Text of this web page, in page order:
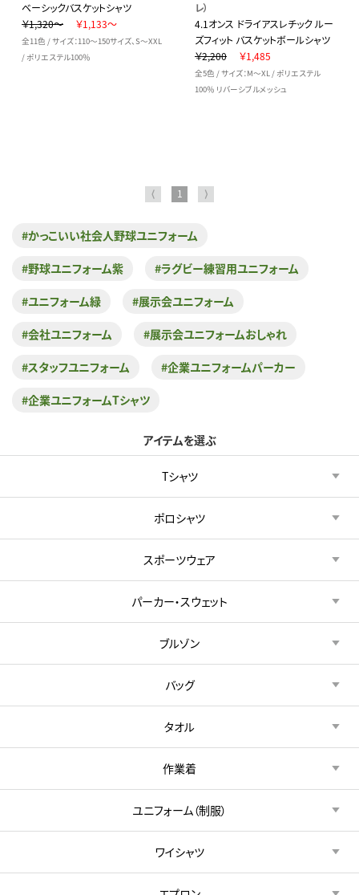
ベーシックバスケットシャツ
￥1,320～
￥1,133～
全11色 / サイズ：110～150サイズ、S～XXL
/ ポリエステル100％
レ）
4.1オンス ドライアスレチック ルー
ズフィット バスケットボールシャツ
￥2,200
￥1,485
全5色 / サイズ：M～XL / ポリエステル
100％ リバーシブルメッシュ
⟨ 1 ⟩
#かっこいい社会人野球ユニフォーム
#野球ユニフォーム紫 #ラグビー練習用ユニフォーム
#ユニフォーム緑 #展示会ユニフォーム
#会社ユニフォーム #展示会ユニフォームおしゃれ
#スタッフユニフォーム #企業ユニフォームパーカー
#企業ユニフォームTシャツ
アイテムを選ぶ
Tシャツ
ポロシャツ
スポーツウェア
パーカー・スウェット
ブルゾン
バッグ
タオル
作業着
ユニフォーム（制服）
ワイシャツ